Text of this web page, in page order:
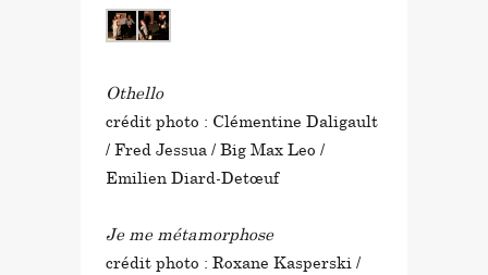
Othello
crédit photo : Clémentine Daligault
/ Fred Jessua / Big Max Leo /
Emilien Diard-Detœuf
Je me métamorphose
crédit photo : Roxane Kasperski /